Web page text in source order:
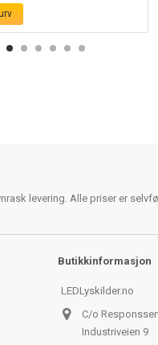
levering. Alle priser er
Butikkinformasjon
LEDLyskilder.no
C/o
Industriveien 9